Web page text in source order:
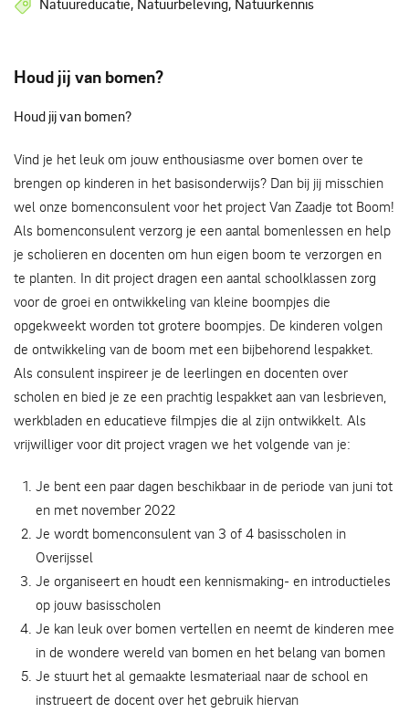
Natuureducatie, Natuurbeleving, Natuurkennis
Houd jij van bomen?
Houd jij van bomen?
Vind je het leuk om jouw enthousiasme over bomen over te
brengen op kinderen in het basisonderwijs? Dan bij jij misschien
wel onze bomenconsulent voor het project Van Zaadje tot Boom!
Als bomenconsulent verzorg je een aantal bomenlessen en help
je scholieren en docenten om hun eigen boom te verzorgen en
te planten. In dit project dragen een aantal schoolklassen zorg
voor de groei en ontwikkeling van kleine boompjes die
opgekweekt worden tot grotere boompjes. De kinderen volgen
de ontwikkeling van de boom met een bijbehorend lespakket.
Als consulent inspireer je de leerlingen en docenten over
scholen en bied je ze een prachtig lespakket aan van lesbrieven,
werkbladen en educatieve filmpjes die al zijn ontwikkelt. Als
vrijwilliger voor dit project vragen we het volgende van je:
Je bent een paar dagen beschikbaar in de periode van juni tot
en met november 2022
Je wordt bomenconsulent van 3 of 4 basisscholen in
Overijssel
Je organiseert en houdt een kennismaking- en introductieles
op jouw basisscholen
Je kan leuk over bomen vertellen en neemt de kinderen mee
in de wondere wereld van bomen en het belang van bomen
Je stuurt het al gemaakte lesmateriaal naar de school en
instrueert de docent over het gebruik hiervan